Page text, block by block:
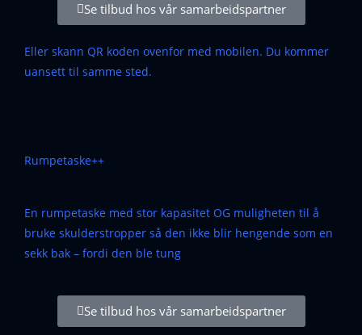
Se tilbud hos vår samarbeidspartner
Eller skann QR koden ovenfor med mobilen. Du kommer
uansett til samme sted.
Rumpetaske++
En rumpetaske med stor kapasitet OG muligheten til å
bruke skulderstropper så den ikke blir hengende som en
sekk bak – fordi den ble tung
Se tilbud hos vår samarbeidspartner